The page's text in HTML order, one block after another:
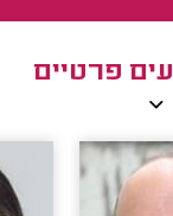
פרטיים